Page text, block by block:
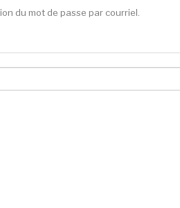
du mot de passe par courriel.